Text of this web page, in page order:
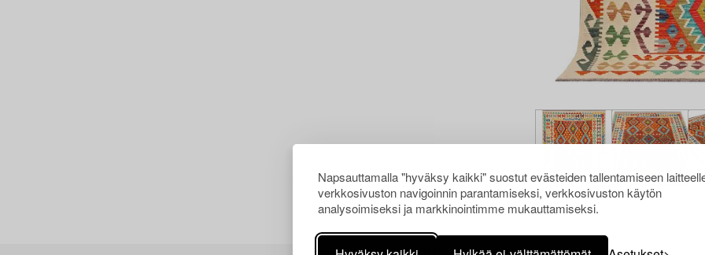
Napsauttamalla "hyväksy kaikki" suostut evästeiden tallentamiseen
verkkosivuston navigoinnin parantamiseksi, verkkosivuston käytön
analysoimiseksi ja markkinointimme mukauttamiseksi.